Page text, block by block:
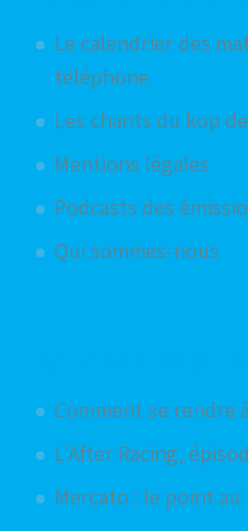
Le calendrier des
téléphone
Les chants du kop
Mentions légales
Podcasts des
Qui sommes-nous
Comment se rendre
L'After Racing,
Mercato : le point au